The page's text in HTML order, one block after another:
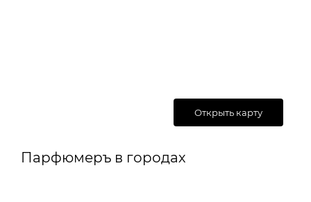
Открыть карту
Парфюмеръ в городах